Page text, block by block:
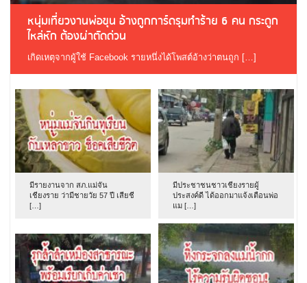
หนุ่มเที่ยวงานพ่อขุน อ้างถูกการ์ดรุมทำร้าย 6 คน กระดูก
ไหล่หัก ต้องผ่าตัดด่วน
เกิดเหตุจากผู้ใช้ Facebook รายหนึ่งได้โพสต์อ้างว่าตนถูก […]
มีรายงานจาก สภ.แม่จัน
เชียงราย ว่ามีชายวัย 57 ปี เสียชี
[…]
มีประชาชนชาวเชียงรายผู้
ประสงค์ดี ได้ออกมาแจ้งเตือนพ่อ
แม […]